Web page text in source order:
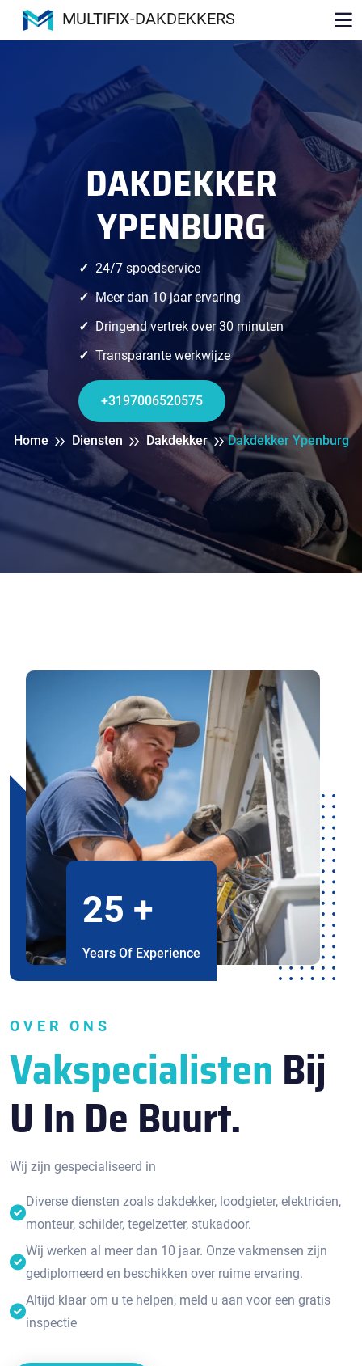
MULTIFIX-DAKDEKKERS
DAKDEKKER
YPENBURG
24/7 spoedservice
Meer dan 10 jaar ervaring
Dringend vertrek over 30 minuten
Transparante werkwijze
+3197006520575
Home Diensten Dakdekker Dakdekker Ypenburg
25 +
Years Of Experience
OVER ONS
Vakspecialisten Bij
U In De Buurt.
Wij zijn gespecialiseerd in
Diverse diensten zoals dakdekker, loodgieter, elektricien,
monteur, schilder, tegelzetter, stukadoor.
Wij werken al meer dan 10 jaar. Onze vakmensen zijn
gediplomeerd en beschikken over ruime ervaring.
Altijd klaar om u te helpen, meld u aan voor een gratis
inspectie